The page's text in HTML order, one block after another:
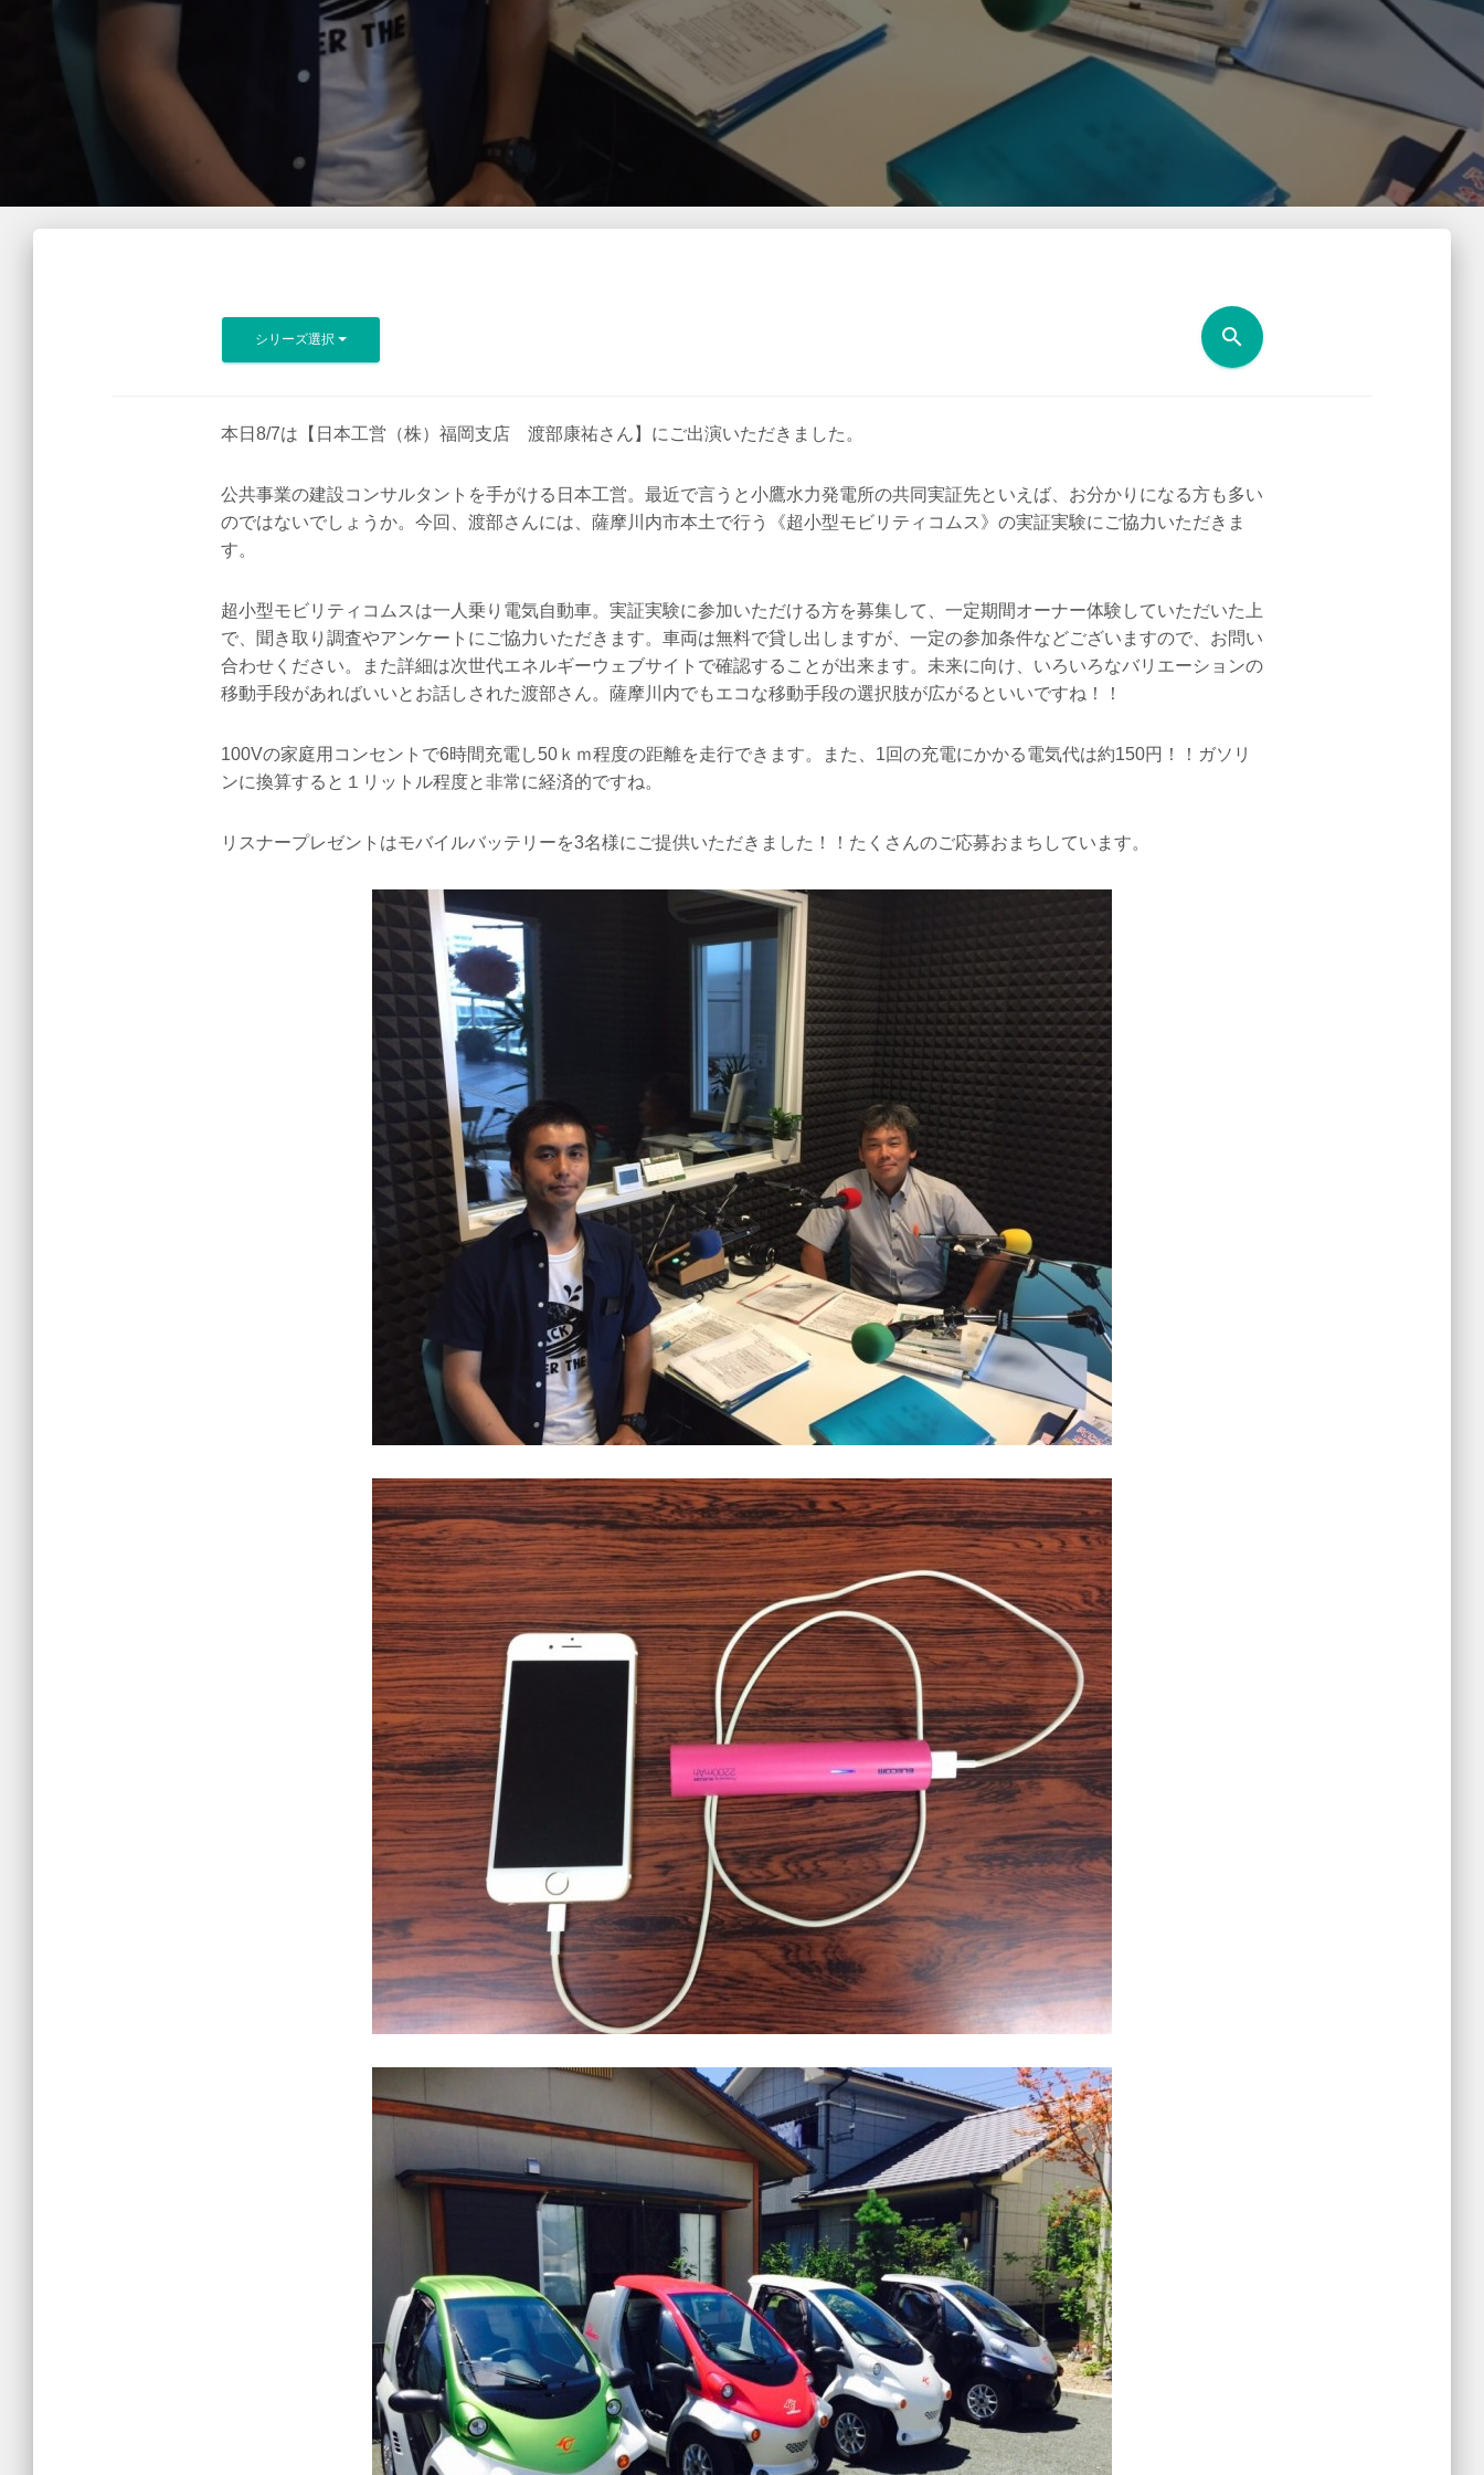
シリーズ選択 search
本日8/7は【日本工営（株）福岡支店 渡部康祐さん】にご出演いただきました。
公共事業の建設コンサルタントを手がける日本工営。最近で言うと小鷹水力発電所の共同実証先といえば、お分かりになる方も多い
のではないでしょうか。今回、渡部さんには、薩摩川内市本土で行う《超小型モビリティコムス》の実証実験にご協力いただきま
す。
超小型モビリティコムスは一人乗り電気自動車。実証実験に参加いただける方を募集して、一定期間オーナー体験していただいた上
で、聞き取り調査やアンケートにご協力いただきます。車両は無料で貸し出しますが、一定の参加条件などございますので、お問い
合わせください。また詳細は次世代エネルギーウェブサイトで確認することが出来ます。未来に向け、いろいろなバリエーションの
移動手段があればいいとお話しされた渡部さん。薩摩川内でもエコな移動手段の選択肢が広がるといいですね！！
100Vの家庭用コンセントで6時間充電し50ｋｍ程度の距離を走行できます。また、1回の充電にかかる電気代は約150円！！ガソリ
ンに換算すると１リットル程度と非常に経済的ですね。
リスナープレゼントはモバイルバッテリーを3名様にご提供いただきました！！たくさんのご応募おまちしています。